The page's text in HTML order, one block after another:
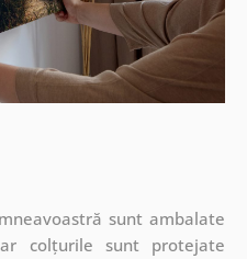
sunt ambalate
colțurile sunt protejate